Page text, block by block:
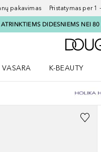
pakavimas Pristatymas per 1
DIDESNIEMS NEI
K-BEAUTY